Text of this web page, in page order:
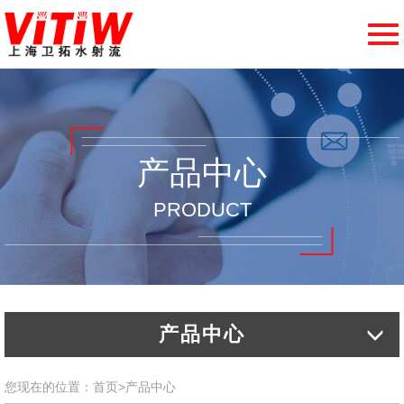
切
导
产品中心
PRODUCT
产品中心
您现在的位置： 首页>产品中心